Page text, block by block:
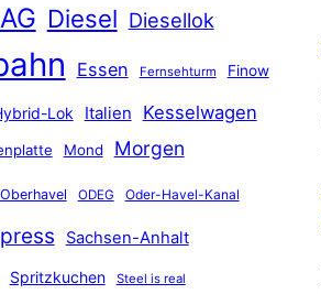
Diesel Diesellok
Essen Fernsehturm Finow
Lok Italien Kesselwagen
Mond Morgen
Oberhavel ODEG Oder-Havel-Kanal
Sachsen-Anhalt
Spritzkuchen Steel is real